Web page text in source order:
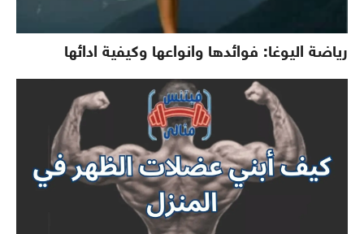
رياضة اليوغا: فوائدها وانواعها وكيفية ادائها